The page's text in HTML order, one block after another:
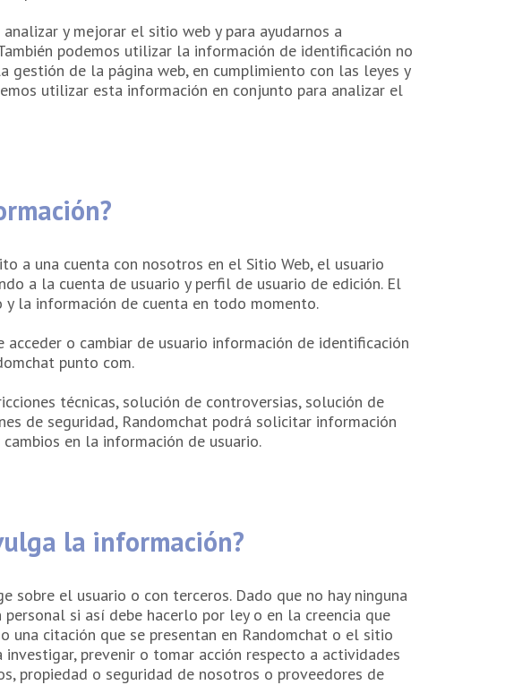
y mejorar el sitio web y para ayudarnos a
podemos utilizar la información de identificación no
de la página web, en cumplimiento con las leyes y
utilizar esta información en conjunto para analizar el
a una cuenta con nosotros en el Sitio Web, el usuario
a la cuenta de usuario y perfil de usuario de edición. El
la información de cuenta en todo momento.
o cambiar de usuario información de identificación
punto com.
técnicas, solución de controversias, solución de
de seguridad, Randomchat podrá solicitar información
en la información de usuario.
la información?
el usuario o con terceros. Dado que no hay ninguna
si así debe hacerlo por ley o en la creencia que
una citación que se presentan en Randomchat o el sitio
prevenir o tomar acción respecto a actividades
propiedad o seguridad de nosotros o proveedores de